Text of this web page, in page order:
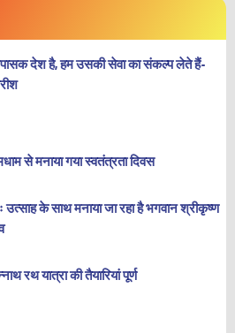
देश है, हम उसकी सेवा का संकल्प लेते हैं-
से मनाया गया स्वतंत्रता दिवस
उत्साह के साथ मनाया जा रहा है भगवान श्रीकृष्ण
रथ यात्रा की तैयारियां पूर्ण